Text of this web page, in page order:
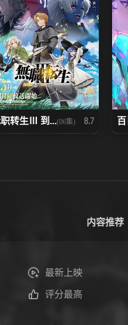
转生Ⅲ 到...(06集) 8.7
内容推荐
最新上映
评分最高